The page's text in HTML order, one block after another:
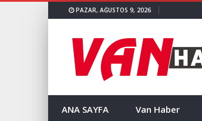
PAZAR, AĞUSTOS 9, 2026
ANA SAYFA Van Haber